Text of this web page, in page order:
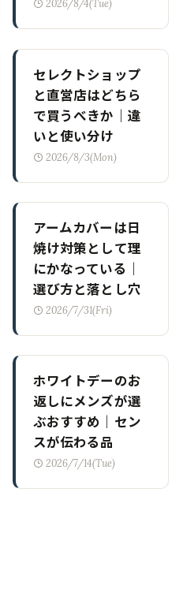
焼け対策として理
にかなっている｜
選び方と落とし穴
2026/7/31(Fri)
返しにメンズが選
ぶおすすめ｜セン
スが伝わる品
2026/7/14(Tue)